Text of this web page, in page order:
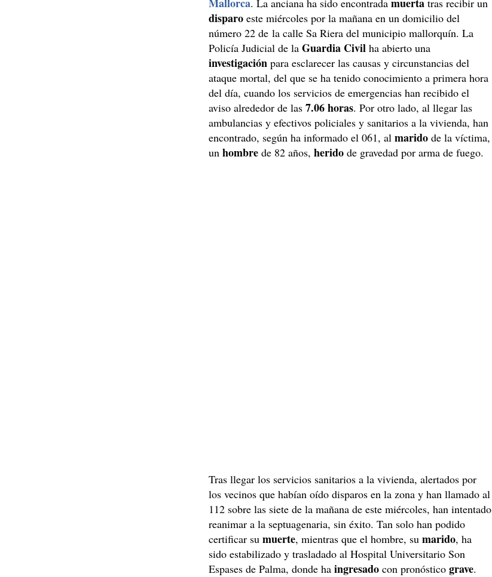
. La anciana ha sido encontrada tras recibir un
disparoeste miércoles por la mañana en un domicilio del
número 22 de la calle Sa Riera del municipio mallorquín. La
Policía Judicial de laGuardia Civil ha abierto una
investigaciónpara esclarecer las causas y circunstancias del
ataque mortal, del que se ha tenido conocimiento a primera hora
del día, cuando los servicios de emergencias han recibido el
aviso alrededor de las 7.06 horas. Por otro lado, al llegar las
ambulancias y efectivos policiales y sanitarios a la vivienda, han
encontrado, según ha informado el 061, almaridode la víctima,
unhombrede 82 años,heridode gravedad por arma de fuego.
Tras llegar los servicios sanitarios a la vivienda, alertados por
los vecinos que habían oído disparos en la zona y han llamado al
112 sobre las siete de la mañana de este miércoles, han intentado
reanimar a la septuagenaria, sin éxito. Tan solo han podido
certificar sumuerte, mientras que el hombre, sumarido, ha
sido estabilizado y trasladado al Hospital Universitario Son
Espases de Palma, donde haingresadocon pronósticograve.